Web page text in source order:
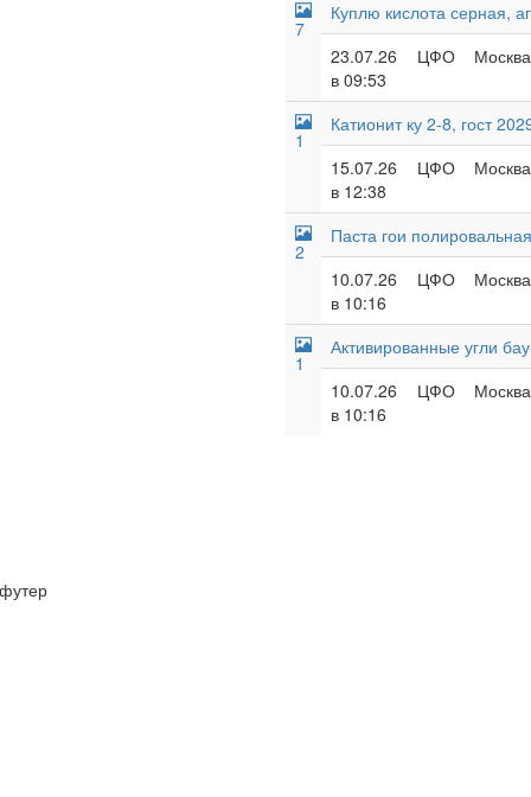
7
Куплю кислота серная,
23.07.26
в 09:53
ЦФО
1
Катионит ку 2-8, гост
15.07.26
в 12:38
ЦФО
2
Паста гои
10.07.26
в 10:16
ЦФО
1
Активированные угли
10.07.26
в 10:16
ЦФО
футер